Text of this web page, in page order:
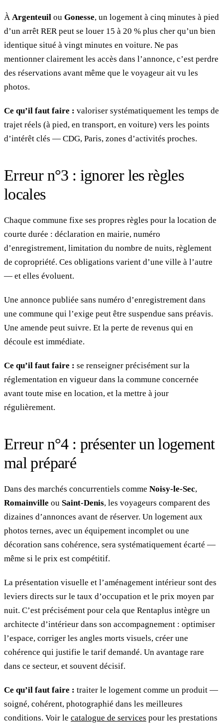
À Argenteuil ou Gonesse, un logement à cinq minutes à pied
d’un arrêt RER peut se louer 15 à 20 % plus cher qu’un bien
identique situé à vingt minutes en voiture. Ne pas
mentionner clairement les accès dans l’annonce, c’est perdre
des réservations avant même que le voyageur ait vu les
photos.
Ce qu’il faut faire : valoriser systématiquement les temps de
trajet réels (à pied, en transport, en voiture) vers les points
d’intérêt clés — CDG, Paris, zones d’activités proches.
Erreur n°3 : ignorer les règles
locales
Chaque commune fixe ses propres règles pour la location de
courte durée : déclaration en mairie, numéro
d’enregistrement, limitation du nombre de nuits, règlement
de copropriété. Ces obligations varient d’une ville à l’autre
— et elles évoluent.
Une annonce publiée sans numéro d’enregistrement dans
une commune qui l’exige peut être suspendue sans préavis.
Une amende peut suivre. Et la perte de revenus qui en
découle est immédiate.
Ce qu’il faut faire : se renseigner précisément sur la
réglementation en vigueur dans la commune concernée
avant toute mise en location, et la mettre à jour
régulièrement.
Erreur n°4 : présenter un logement
mal préparé
Dans des marchés concurrentiels comme Noisy-le-Sec,
Romainville ou Saint-Denis, les voyageurs comparent des
dizaines d’annonces avant de réserver. Un logement aux
photos ternes, avec un équipement incomplet ou une
décoration sans cohérence, sera systématiquement écarté —
même si le prix est compétitif.
La présentation visuelle et l’aménagement intérieur sont des
leviers directs sur le taux d’occupation et le prix moyen par
nuit. C’est précisément pour cela que Rentaplus intègre un
architecte d’intérieur dans son accompagnement : optimiser
l’espace, corriger les angles morts visuels, créer une
cohérence qui justifie le tarif demandé. Un avantage rare
dans ce secteur, et souvent décisif.
Ce qu’il faut faire : traiter le logement comme un produit —
soigné, cohérent, photographié dans les meilleures
conditions. Voir le catalogue de services pour les prestations